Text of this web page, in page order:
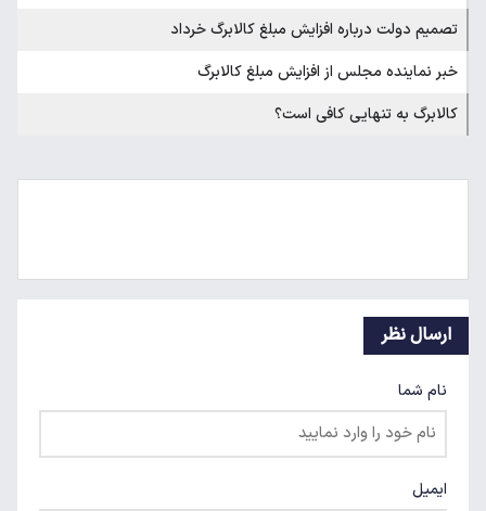
تصمیم دولت درباره افزایش مبلغ کالابرگ خرداد
خبر نماینده مجلس از افزایش مبلغ کالابرگ
کالابرگ به تنهایی کافی است؟
ارسال نظر
نام شما
ایمیل